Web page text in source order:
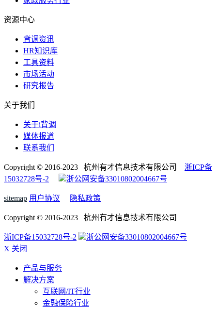
资源中心
背调资讯
HR知识库
工具资料
市场活动
研究报告
关于我们
关于i背调
媒体报道
联系我们
Copyright © 2016-2023 杭州有才信息技术有限公司 浙ICP备
15032728号-2
浙公网安备33010802004667号
sitemap 用户协议 隐私政策
Copyright © 2016-2023 杭州有才信息技术有限公司
浙ICP备15032728号-2
浙公网安备33010802004667号
X 关闭
产品与服务
解决方案
互联网/IT行业
金融保险行业